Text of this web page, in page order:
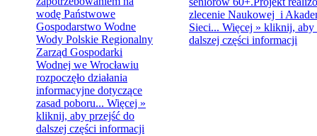
wodę Państwowe
Gospodarstwo Wodne
Wody Polskie Regionalny
Zarząd Gospodarki
Wodnej we Wrocławiu
rozpoczęło działania
informacyjne dotyczące
zasad poboru... Więcej »
kliknij, aby przejść do
dalszej części informacji
zlecenie Naukowej i
Sieci... Więcej » kliknij, aby
dalszej części informacji